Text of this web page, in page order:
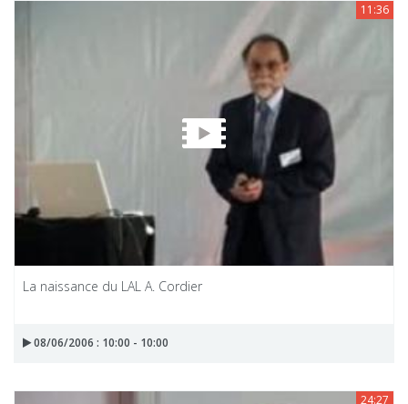
11:36
La naissance du LAL A. Cordier
08/06/2006 : 10:00 - 10:00
24:27